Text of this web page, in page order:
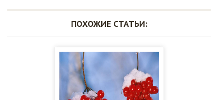
ПОХОЖИЕ СТАТЬИ: